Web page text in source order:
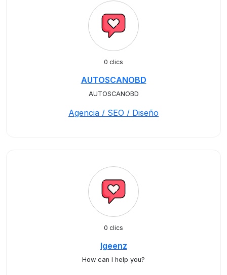
0 clics
AUTOSCANOBD
AUTOSCANOBD
Agencia / SEO / Diseño
0 clics
Igeenz
How can I help you?